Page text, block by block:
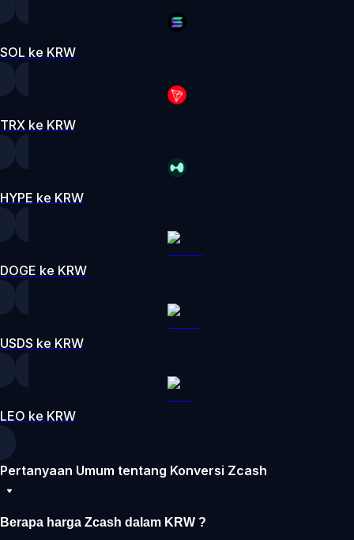
SOL ke KRW
TRX ke KRW
HYPE ke KRW
DOGE ke KRW
USDS ke KRW
LEO ke KRW
Pertanyaan Umum tentang Konversi Zcash
Berapa harga Zcash dalam KRW ?